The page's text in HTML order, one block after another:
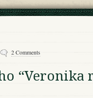
2 Comments
“Veronika